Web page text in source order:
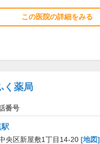
この医院の詳細をみる
く薬局
番号
央区新屋敷1丁目14-20 [地図]